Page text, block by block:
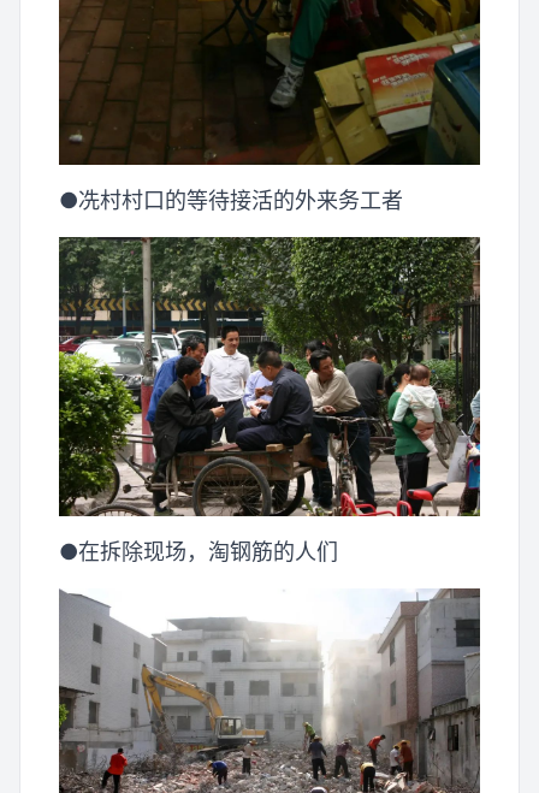
●冼村村口的等待接活的外来务工者
●在拆除现场，淘钢筋的人们